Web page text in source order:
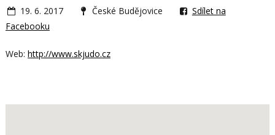
19. 6. 2017 České Budějovice
Sdílet na
Facebooku
Web: http://www.skjudo.cz